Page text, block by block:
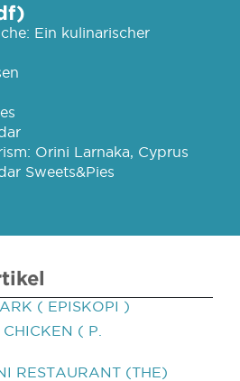
Ein kulinarischer
Orini Larnaka, Cyprus
Sweets&Pies
( EPISKOPI )
( P.
RESTAURANT (THE)